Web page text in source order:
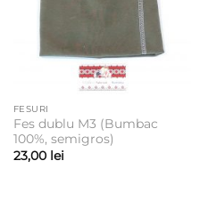
FESURI
Fes dublu M3 (Bumbac
100%, semigros)
23,00 lei